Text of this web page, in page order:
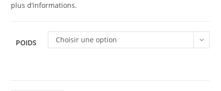
plus d’informations.
POIDS Choisir une option